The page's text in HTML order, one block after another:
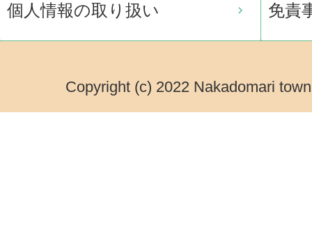
個人情報の取り扱い 免責
Copyright (c) 2022 Nakadomari